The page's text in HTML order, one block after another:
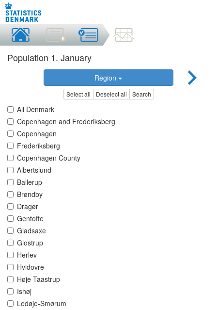
Population 1. January
Region
Select all Deselect all Search
All Denmark
Copenhagen and Frederiksberg
Copenhagen
Frederiksberg
Copenhagen County
Albertslund
Ballerup
Brøndby
Dragør
Gentofte
Gladsaxe
Glostrup
Herlev
Hvidovre
Høje Taastrup
Ishøj
Ledøje-Smørum